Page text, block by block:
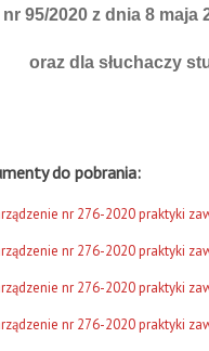
nr 95/2020 z dnia 8
oraz dla słuchaczy
do pobrania:
nr 276-2020 praktyki
nr 276-2020 praktyki
nr 276-2020 praktyki
nr 276-2020 praktyki